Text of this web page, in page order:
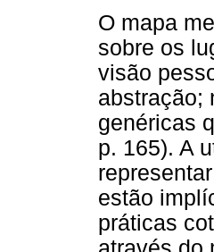
O mapa
sobre os
visão
abstração;
genéricas
p. 165). A
estão
práticas